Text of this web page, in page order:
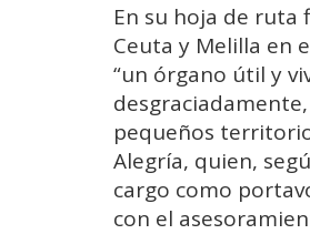
En su hoja de ruta
Ceuta y Melilla en
“un órgano útil y
pequeños
Alegría, quien,
cargo como
con el